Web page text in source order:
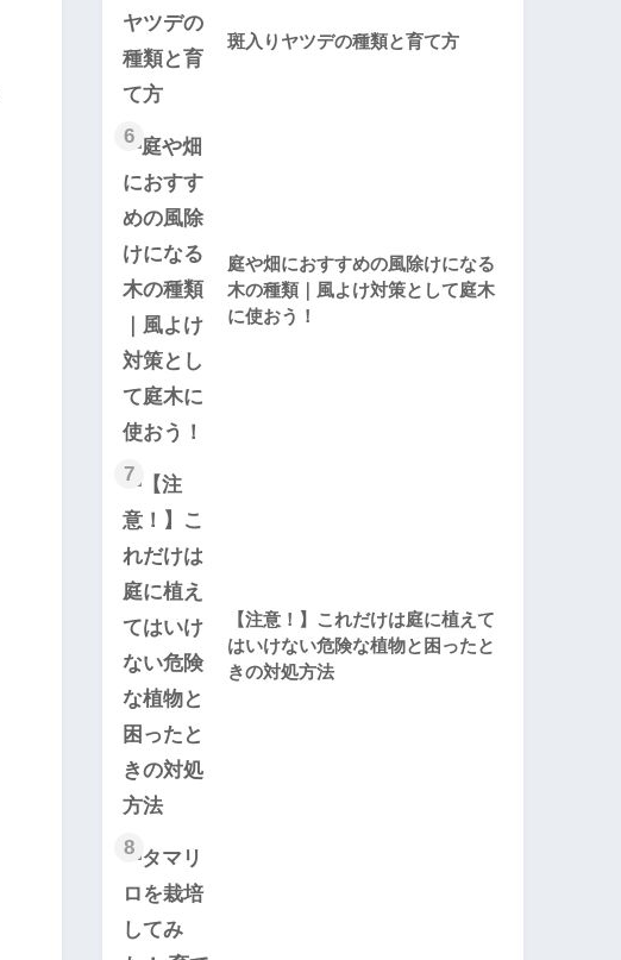
斑入りヤツデの種類と育て方
6
庭や畑におすすめの風除けになる
木の種類｜風よけ対策として庭木
に使おう！
7
【注意！】これだけは庭に植えて
はいけない危険な植物と困ったと
きの対処方法
8